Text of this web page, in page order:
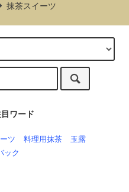
抹茶スイーツ
ワード
ツ 料理用抹茶
玉露
ック